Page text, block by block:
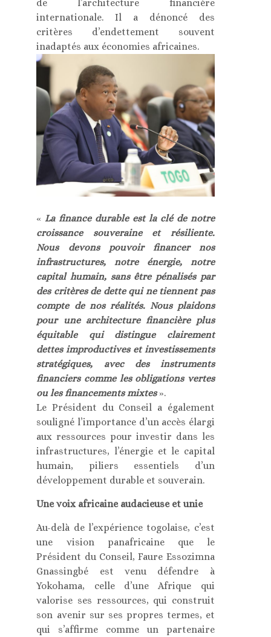
de l’architecture financière
internationale. Il a dénoncé des
critères d’endettement souvent
inadaptés aux économies africaines.
«La finance durable est la clé de notre
croissance souveraine et résiliente.
Nous devons pouvoir financer nos
infrastructures, notre énergie, notre
capital humain, sans être pénalisés par
des critères de dette qui ne tiennent pas
compte de nos réalités. Nous plaidons
pour une architecture financière plus
équitable qui distingue clairement
dettes improductives et investissements
stratégiques, avec des instruments
financiers comme les obligations vertes
ou les financements mixtes ».
Le Président du Conseil a également
souligné l’importance d’un accès élargi
aux ressources pour investir dans les
infrastructures, l’énergie et le capital
humain, piliers essentiels d’un
développement durable et souverain.
Une voix africaine audacieuse et unie
Au-delà de l’expérience togolaise, c’est
une vision panafricaine que le
Président du Conseil, Faure Essozimna
Gnassingbé est venu défendre à
Yokohama, celle d’une Afrique qui
valorise ses ressources, qui construit
son avenir sur ses propres termes, et
qui s’affirme comme un partenaire